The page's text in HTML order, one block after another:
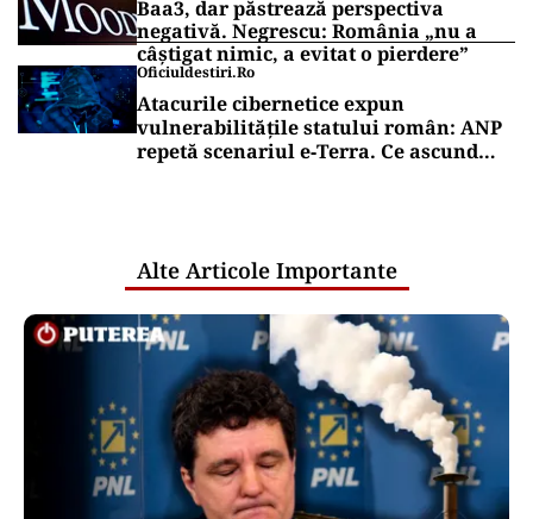
Baa3, dar păstrează perspectiva
negativă. Negrescu: România „nu a
câștigat nimic, a evitat o pierdere”
Oficiuldestiri.ro
Atacurile cibernetice expun
vulnerabilitățile statului român: ANP
repetă scenariul e‑Terra. Ce ascund
Alte Articole Importante